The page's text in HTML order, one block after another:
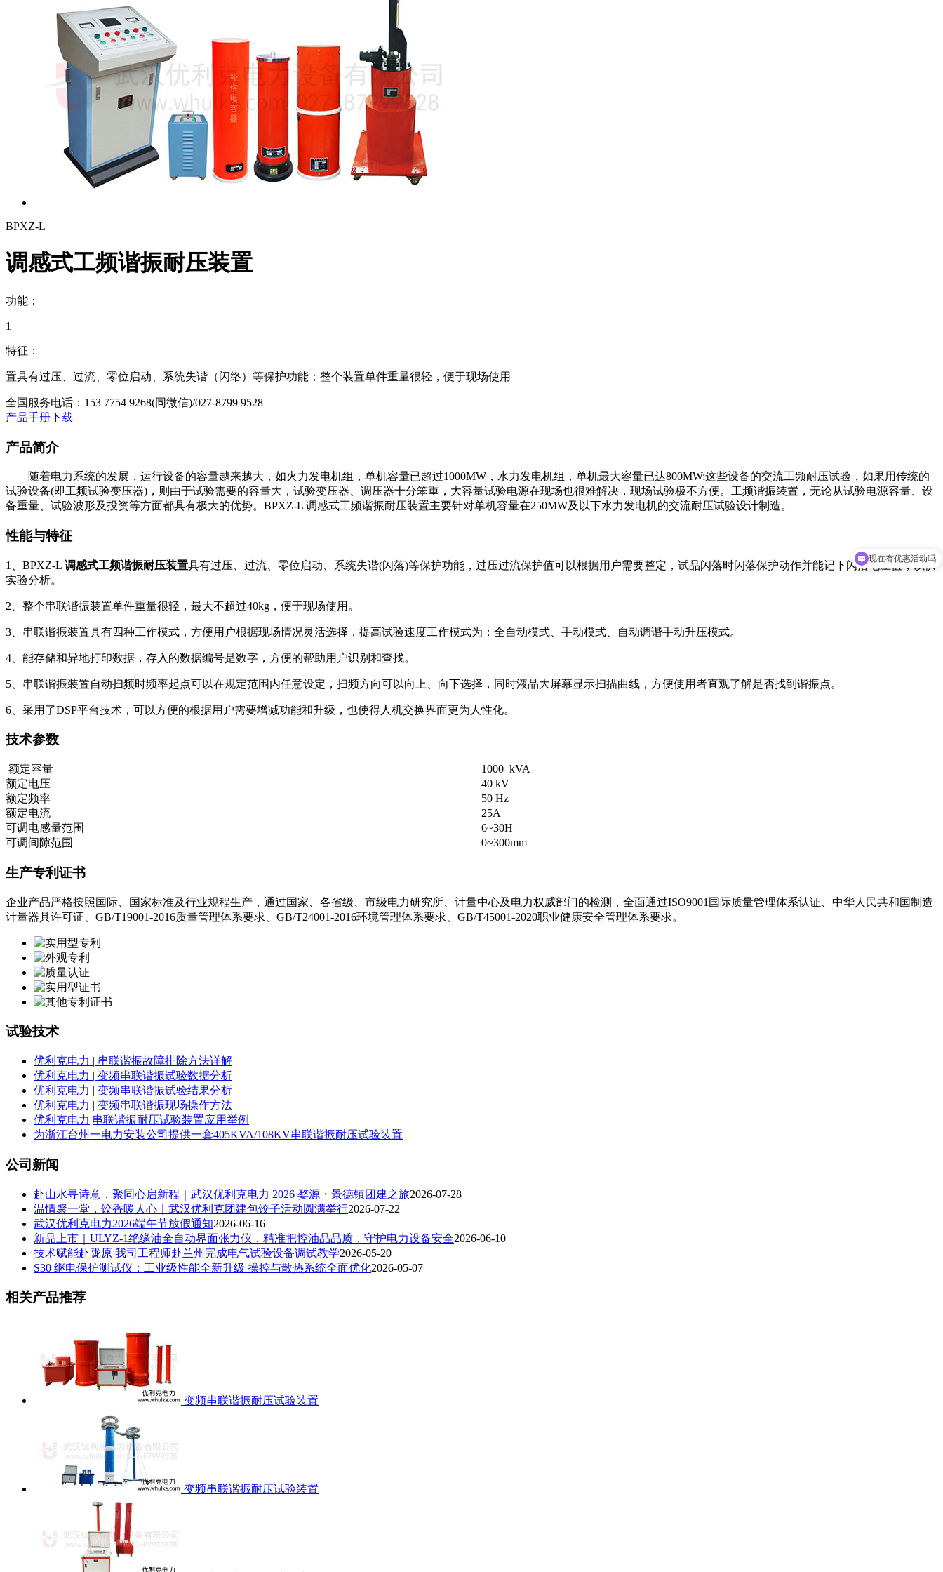
BPXZ-L
调感式工频谐振耐压装置
功能：
1
特征：
置具有过压、过流、零位启动、系统失谐（闪络）等保护功能；整个装置单件重量很轻，便于现场使用
全国服务电话： 153 7754 9268(同微信)/027-8799 9528
产品手册下载
产品简介
随着电力系统的发展，运行设备的容量越来越大，如火力发电机组，单机容量已超过1000MW，水力发电机组，单机最大容量已达800MW;这些设备的交流工频耐压试验，如果用传统的
试验设备(即工频试验变压器)，则由于试验需要的容量大，试验变压器、调压器十分笨重，大容量试验电源在现场也很难解决，现场试验极不方便。工频谐振装置，无论从试验电源容量、设
备重量、试验波形及投资等方面都具有极大的优势。BPXZ-L 调感式工频谐振耐压装置主要针对单机容量在250MW及以下水力发电机的交流耐压试验设计制造。
性能与特征
1、BPXZ-L 调感式工频谐振耐压装置具有过压、过流、零位启动、系统失谐(闪落)等保护功能，过压过流保护值可以根据用户需要整定，试品闪落时闪落保护动作并能记下闪落电压值，以供
实验分析。
2、整个串联谐振装置单件重量很轻，最大不超过40kg，便于现场使用。
3、串联谐振装置具有四种工作模式，方便用户根据现场情况灵活选择，提高试验速度工作模式为：全自动模式、手动模式、自动调谐手动升压模式。
4、能存储和异地打印数据，存入的数据编号是数字，方便的帮助用户识别和查找。
5、串联谐振装置自动扫频时频率起点可以在规定范围内任意设定，扫频方向可以向上、向下选择，同时液晶大屏幕显示扫描曲线，方便使用者直观了解是否找到谐振点。
6、采用了DSP平台技术，可以方便的根据用户需要增减功能和升级，也使得人机交换界面更为人性化。
技术参数
额定容量
1000 kVA
额定电压
40 kV
额定频率
50 Hz
额定电流
25A
可调电感量范围
6~30H
可调间隙范围
0~300mm
生产专利证书
企业产品严格按照国际、国家标准及行业规程生产，通过国家、各省级、市级电力研究所、计量中心及电力权威部门的检测，全面通过ISO9001国际质量管理体系认证、中华人民共和国制造
计量器具许可证、GB/T19001-2016质量管理体系要求、GB/T24001-2016环境管理体系要求、GB/T45001-2020职业健康安全管理体系要求。
试验技术
优利克电力 | 串联谐振故障排除方法详解
优利克电力 | 变频串联谐振试验数据分析
优利克电力 | 变频串联谐振试验结果分析
优利克电力 | 变频串联谐振现场操作方法
优利克电力|串联谐振耐压试验装置应用举例
为浙江台州一电力安装公司提供一套405KVA/108KV串联谐振耐压试验装置
公司新闻
赴山水寻诗意，聚同心启新程｜武汉优利克电力 2026 婺源・景德镇团建之旅2026-07-28
温情聚一堂，饺香暖人心｜武汉优利克团建包饺子活动圆满举行2026-07-22
武汉优利克电力2026端午节放假通知2026-06-16
新品上市｜ULYZ-1绝缘油全自动界面张力仪，精准把控油品品质，守护电力设备安全2026-06-10
技术赋能赴陇原 我司工程师赴兰州完成电气试验设备调试教学2026-05-20
S30 继电保护测试仪：工业级性能全新升级 操控与散热系统全面优化2026-05-07
相关产品推荐
变频串联谐振耐压试验装置
变频串联谐振耐压试验装置
可以介绍下你们的产品么